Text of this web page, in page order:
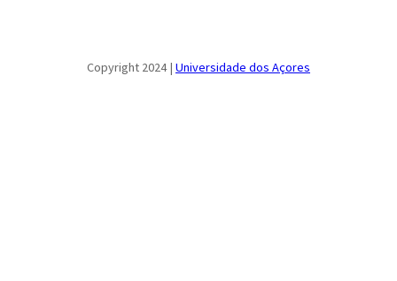
Copyright 2024 | Universidade dos Açores